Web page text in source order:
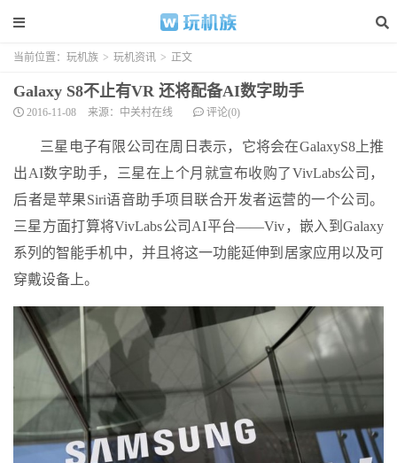
当前位置： 玩机族 > 玩机资讯 > 正文
Galaxy S8不止有VR 还将配备AI数字助手
2016-11-08 来源：中关村在线 评论(0)
三星电子有限公司在周日表示，它将会在GalaxyS8上推
出AI数字助手，三星在上个月就宣布收购了VivLabs公司，
后者是苹果Siri语音助手项目联合开发者运营的一个公司。
三星方面打算将VivLabs公司AI平台——Viv，嵌入到Galaxy
系列的智能手机中，并且将这一功能延伸到居家应用以及可
穿戴设备上。